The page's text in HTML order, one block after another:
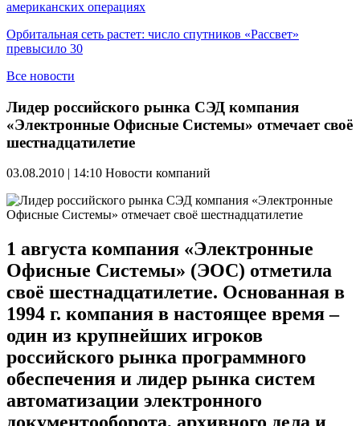
американских операциях
Орбитальная сеть растет: число спутников «Рассвет»
превысило 30
Все новости
Лидер российского рынка СЭД компания
«Электронные Офисные Системы» отмечает своё
шестнадцатилетие
03.08.2010 | 14:10 Новости компаний
1 августа компания «Электронные
Офисные Системы» (ЭОС) отметила
своё шестнадцатилетие. Основанная в
1994 г. компания в настоящее время –
один из крупнейших игроков
российского рынка программного
обеспечения и лидер рынка систем
автоматизации электронного